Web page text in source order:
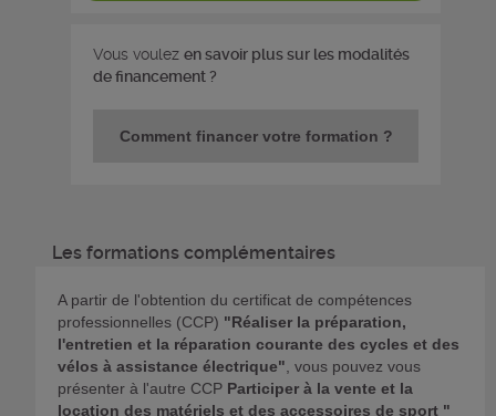
Vous voulez en savoir plus sur les modalités
de financement ?
Comment financer votre formation ?
Les formations complémentaires
A partir de l'obtention du certificat de compétences
professionnelles (CCP) "Réaliser la préparation,
l'entretien et la réparation courante des cycles et des
vélos à assistance électrique", vous pouvez vous
présenter à l'autre CCP Participer à la vente et la
location des matériels et des accessoires de sport "